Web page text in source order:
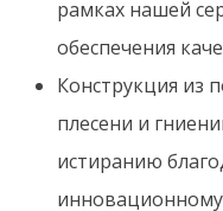
рамках нашей
обеспечения
Конструкция из
плесени и
истиранию